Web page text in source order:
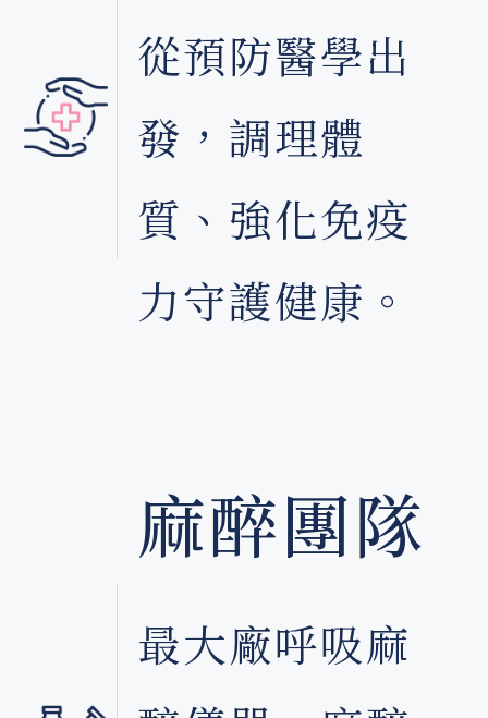
從預防醫學出
發，調理體
質、強化免疫
力守護健康。
麻醉團隊
最大廠呼吸麻